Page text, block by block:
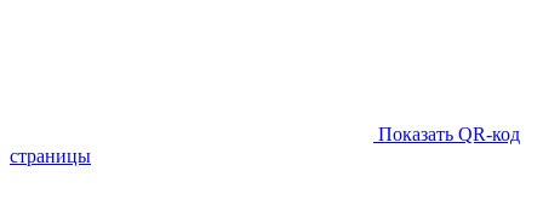
Показать QR-код
страницы